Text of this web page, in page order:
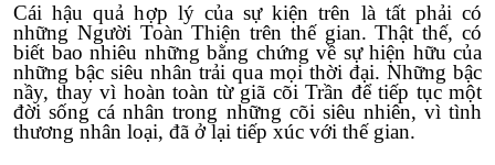
Cái hậu quả hợp lý của sự kiện trên là tất phải có
những Người Toàn Thiện trên thế gian. Thật thế, có
biết bao nhiêu những bằng chứng về sự hiện hữu của
những bậc siêu nhân trải qua mọi thời đại. Những bậc
nầy, thay vì hoàn toàn từ giã cõi Trần để tiếp tục một
đời sống cá nhân trong những cõi siêu nhiên, vì tình
thương nhân loại, đã ở lại tiếp xúc với thế gian.